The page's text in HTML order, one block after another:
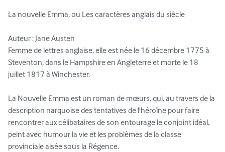
La nouvelle Emma, ou Les caractères anglais du siècle
Auteur : Jane Austen
Femme de lettres anglaise, elle est née le 16 décembre 1775 à
Steventon, dans le Hampshire en Angleterre et morte le 18
juillet 1817 à Winchester.
La Nouvelle Emma est un roman de mœurs, qui, au travers de la
description narquoise des tentatives de l'héroïne pour faire
rencontrer aux célibataires de son entourage le conjoint idéal,
peint avec humour la vie et les problèmes de la classe
provinciale aisée sous la Régence.